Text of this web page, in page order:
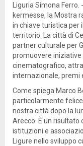
Liguria Simona
kermesse, la Mostra
in chiave turistica per
territorio. La città di
partner culturale per
promuovere iniziative
cinematografico,
internazionale, premi
Come spiega Marco
particolarmente
nostra città dopo la
Arecco. È un risultato
istituzioni e
Ligure nello sviluppo